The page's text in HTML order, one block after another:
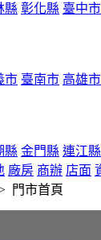
縣 彰化縣 臺中市
市 臺南市 高雄市
縣 金門縣 連江縣
廠房 商辦 店面
門市首頁